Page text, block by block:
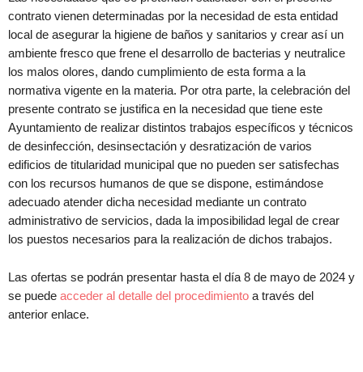
contrato vienen determinadas por la necesidad de esta entidad
local de asegurar la higiene de baños y sanitarios y crear así un
ambiente fresco que frene el desarrollo de bacterias y neutralice
los malos olores, dando cumplimiento de esta forma a la
normativa vigente en la materia. Por otra parte, la celebración del
presente contrato se justifica en la necesidad que tiene este
Ayuntamiento de realizar distintos trabajos específicos y técnicos
de desinfección, desinsectación y desratización de varios
edificios de titularidad municipal que no pueden ser satisfechas
con los recursos humanos de que se dispone, estimándose
adecuado atender dicha necesidad mediante un contrato
administrativo de servicios, dada la imposibilidad legal de crear
los puestos necesarios para la realización de dichos trabajos.
Las ofertas se podrán presentar hasta el día 8 de mayo de 2024 y
se puede acceder al detalle del procedimiento a través del
anterior enlace.